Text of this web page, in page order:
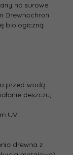
na surowe
Drewnochron
biologiczną
przed wodą
deszczu,
UV
drewna z